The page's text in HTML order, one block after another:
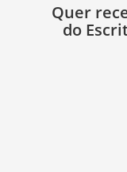
Quer
do